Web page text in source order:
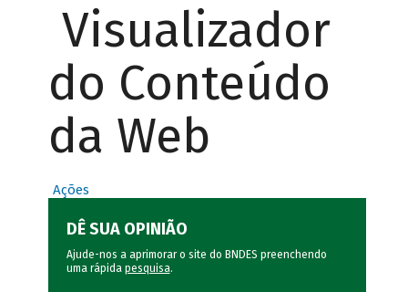
Visualizador
do Conteúdo
da Web
Ações
DÊ SUA OPINIÃO
Ajude-nos a aprimorar o site do BNDES preenchendo
uma rápida pesquisa.